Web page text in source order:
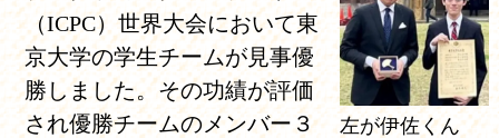
左が伊佐くん
（ICPC）世界大会において東
京大学の学生チームが見事優
勝しました。その功績が評価
され優勝チームのメンバー３